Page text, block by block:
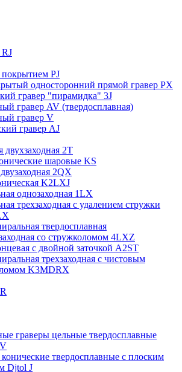
покрытием PJ
односторонний прямой гравер PX
гравер "пирамидка" 3J
гравер AV (твердосплавная)
гравер V
гравер AJ
двухзаходная 2T
шаровые KS
2QX
K2LXJ
однозаходная 1LX
трехзаходная с удалением стружки
твердосплавная
со стружколомом 4LXZ
с двойной заточкой A2ST
трехзаходная с чистовым
K3MDRX
граверы цельные твердосплавные
твердосплавные с плоским
Djtol J